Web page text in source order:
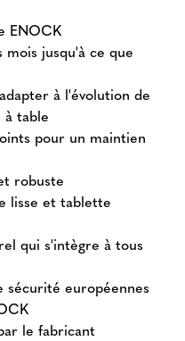
ENOCK
jusqu'à ce que
à l'évolution de
table
pour un maintien
robuste
lisse et tablette
qui s'intègre à tous
sécurité européennes
le fabricant